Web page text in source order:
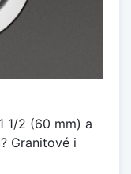
1/2 (60 mm) a
Granitové i